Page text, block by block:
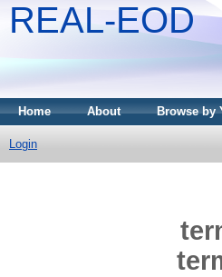
REAL-EOD
Home About Browse by
Login